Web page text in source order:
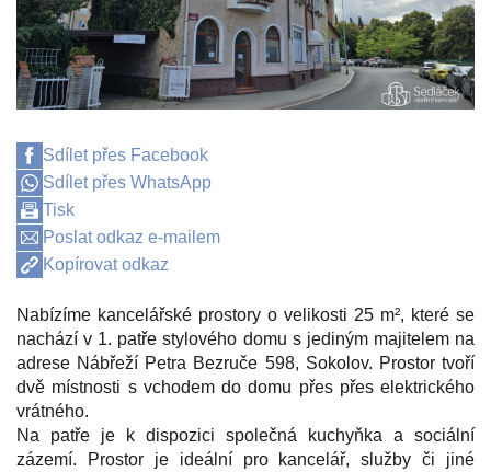
Sdílet přes Facebook
Sdílet přes WhatsApp
Tisk
Poslat odkaz e-mailem
Kopírovat odkaz
Nabízíme kancelářské prostory o velikosti 25 m², které se
nachází v 1. patře stylového domu s jediným majitelem na
adrese Nábřeží Petra Bezruče 598, Sokolov. Prostor tvoří
dvě místnosti s vchodem do domu přes přes elektrického
vrátného.
Na patře je k dispozici společná kuchyňka a sociální
zázemí. Prostor je ideální pro kancelář, služby či jiné